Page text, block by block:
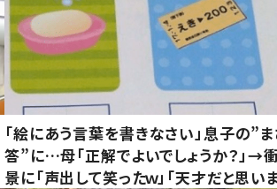
「絵にあう言葉を書きなさい」息子の”
答”に…母「正解でよいでしょうか？」→
景に「声出して笑ったｗ」「天才だと思い